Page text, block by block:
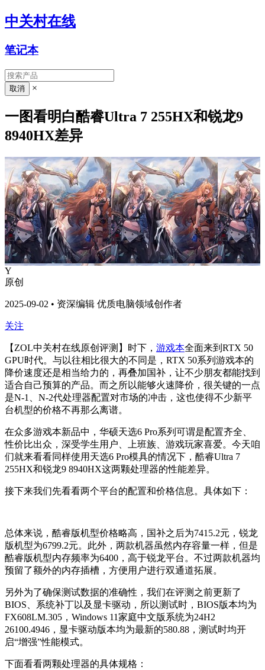
中关村在线
笔记本
×
一图看明白酷睿Ultra 7 255HX和锐龙9
8940HX差异
Y
原创
2025-09-02 • 资深编辑 优质电脑领域创作者
关注
【ZOL中关村在线原创评测】时下， 游戏本全面来到RTX 50
GPU时代。与以往相比很大的不同是，RTX 50系列游戏本的
降价速度还是相当给力的，再叠加国补，让不少朋友都能找到
适合自己预算的产品。而之所以能够火速降价，很关键的一点
是N-1、N-2代处理器配置对市场的冲击，这也使得不少新平
台机型的价格不再那么离谱。
在众多游戏本新品中，华硕天选6 Pro系列可谓是配置齐全、
性价比出众，深受学生用户、上班族、游戏玩家喜爱。今天咱
们就来看看同样使用天选6 Pro模具的情况下，酷睿Ultra 7
255HX和锐龙9 8940HX这两颗处理器的性能差异。
接下来我们先看看两个平台的配置和价格信息。具体如下：
总体来说，酷睿版机型价格略高，国补之后为7415.2元，锐龙
版机型为6799.2元。此外，两款机器虽然内存容量一样，但是
酷睿版机型内存频率为6400，高于锐龙平台。不过两款机器均
预留了额外的内存插槽，方便用户进行双通道拓展。
另外为了确保测试数据的准确性，我们在评测之前更新了
BIOS、系统补丁以及显卡驱动，所以测试时，BIOS版本均为
FX608LM.305，Windows 11家庭中文版系统为24H2
26100.4946，显卡驱动版本均为最新的580.88，测试时均开
启“增强”性能模式。
下面看看两颗处理器的具体规格：